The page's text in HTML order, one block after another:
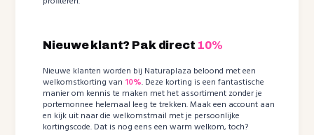
Nieuwe klant? Pak direct 10%
Nieuwe klanten worden bij Naturaplaza beloond met een
welkomstkorting van 10%. Deze korting is een fantastische
manier om kennis te maken met het assortiment zonder je
portemonnee helemaal leeg te trekken. Maak een account aan
en kijk uit naar die welkomstmail met je persoonlijke
kortingscode. Dat is nog eens een warm welkom, toch?